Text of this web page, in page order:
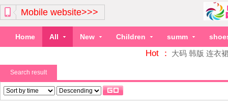
Mobile website>>>
Home All New Children summ
Hot ： 大码 韩版 连衣
Search result